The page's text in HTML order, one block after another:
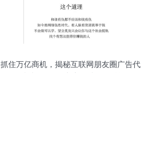
抓住万亿商机，揭秘互联网朋友圈广告代